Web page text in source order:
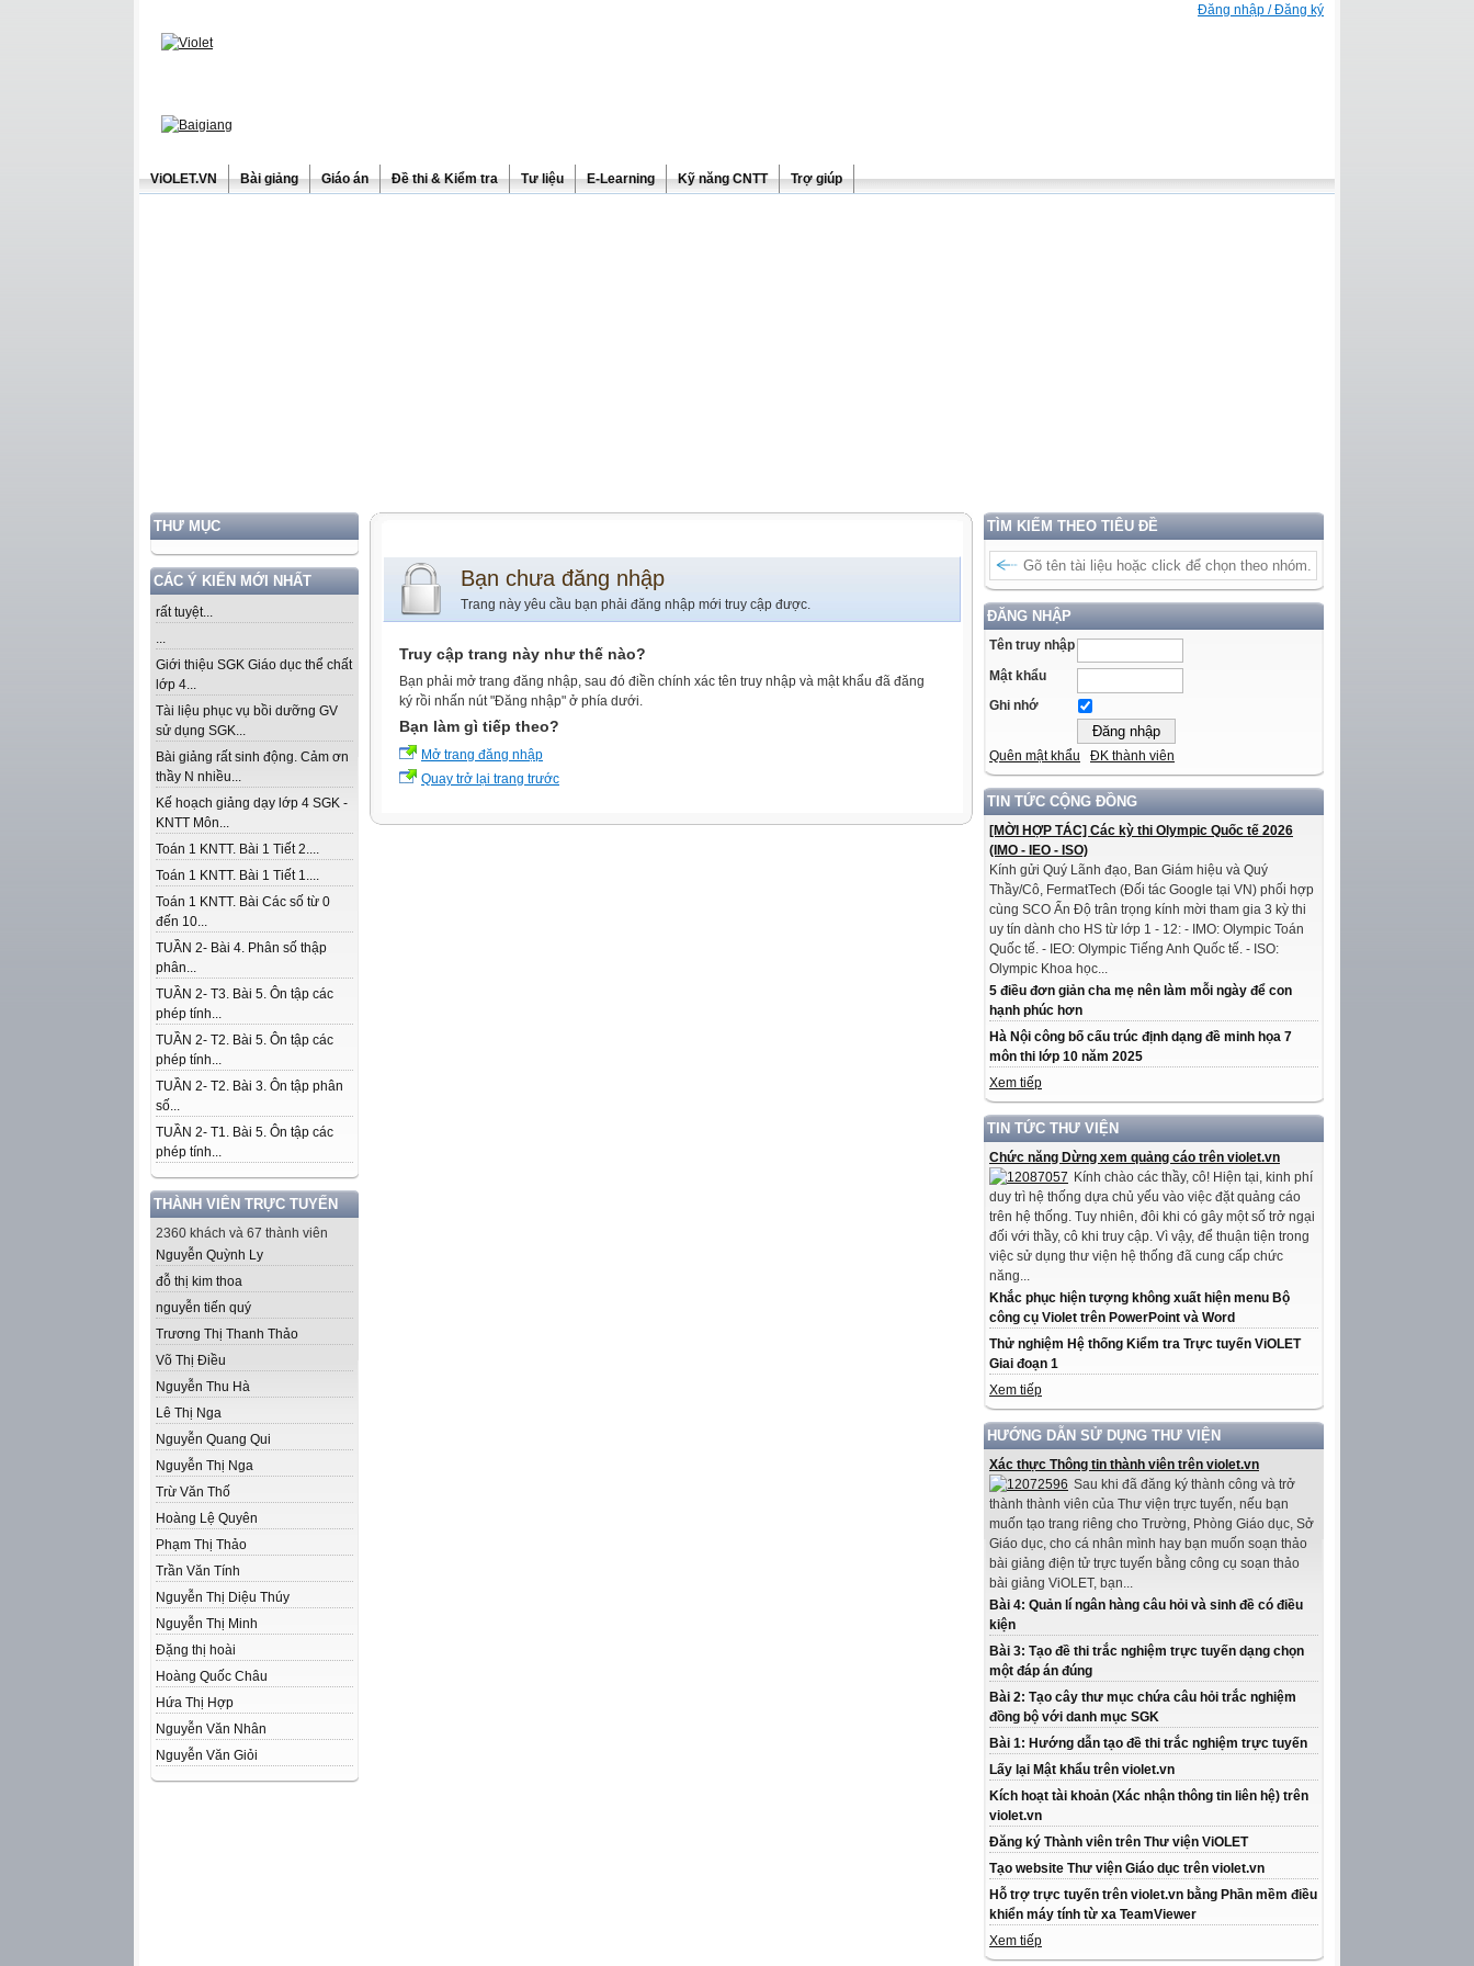
Đăng nhập / Đăng ký
ViOLET.VN Bài giảng Giáo án Đề thi & Kiểm tra Tư liệu E-Learning Kỹ năng CNTT Trợ giúp
THƯ MỤC
CÁC Ý KIẾN MỚI NHẤT
rất tuyệt...
...
Giới thiệu SGK Giáo dục thể chất
lớp 4...
Tài liệu phục vụ bồi dưỡng GV
sử dụng SGK...
Bài giảng rất sinh động. Cảm ơn
thầy N nhiều...
Kế hoạch giảng dạy lớp 4 SGK -
KNTT Môn...
Toán 1 KNTT. Bài 1 Tiết 2....
Toán 1 KNTT. Bài 1 Tiết 1....
Toán 1 KNTT. Bài Các số từ 0
đến 10...
TUẦN 2- Bài 4. Phân số thập
phân...
TUẦN 2- T3. Bài 5. Ôn tập các
phép tính...
TUẦN 2- T2. Bài 5. Ôn tập các
phép tính...
TUẦN 2- T2. Bài 3. Ôn tập phân
số...
TUẦN 2- T1. Bài 5. Ôn tập các
phép tính...
THÀNH VIÊN TRỰC TUYẾN
2360 khách và 67 thành viên
Nguyễn Quỳnh Ly
đỗ thị kim thoa
nguyễn tiến quý
Trương Thị Thanh Thảo
Võ Thị Điều
Nguyễn Thu Hà
Lê Thị Nga
Nguyễn Quang Qui
Nguyễn Thị Nga
Trừ Văn Thố
Hoàng Lệ Quyên
Phạm Thị Thảo
Trần Văn Tính
Nguyễn Thị Diệu Thúy
Nguyễn Thị Minh
Đặng thị hoài
Hoàng Quốc Châu
Hứa Thị Hợp
Nguyễn Văn Nhân
Nguyễn Văn Giỏi
TÌM KIẾM THEO TIÊU ĐỀ
ĐĂNG NHẬP
Tên truy nhập
Mật khẩu
Ghi nhớ
Quên mật khẩu ĐK thành viên
TIN TỨC CỘNG ĐỒNG
[MỜI HỢP TÁC] Các kỳ thi Olympic Quốc tế 2026
(IMO - IEO - ISO)
Kính gửi Quý Lãnh đạo, Ban Giám hiệu và Quý
Thầy/Cô, FermatTech (Đối tác Google tại VN) phối hợp
cùng SCO Ấn Độ trân trọng kính mời tham gia 3 kỳ thi
uy tín dành cho HS từ lớp 1 - 12: - IMO: Olympic Toán
Quốc tế. - IEO: Olympic Tiếng Anh Quốc tế. - ISO:
Olympic Khoa học...
5 điều đơn giản cha mẹ nên làm mỗi ngày để con
hạnh phúc hơn
Hà Nội công bố cấu trúc định dạng đề minh họa 7
môn thi lớp 10 năm 2025
Xem tiếp
TIN TỨC THƯ VIỆN
Chức năng Dừng xem quảng cáo trên violet.vn
Kính chào các thầy, cô! Hiện tại, kinh phí
duy trì hệ thống dựa chủ yếu vào việc đặt quảng cáo
trên hệ thống. Tuy nhiên, đôi khi có gây một số trở ngại
đối với thầy, cô khi truy cập. Vì vậy, để thuận tiện trong
việc sử dụng thư viện hệ thống đã cung cấp chức
năng...
Khắc phục hiện tượng không xuất hiện menu Bộ
công cụ Violet trên PowerPoint và Word
Thử nghiệm Hệ thống Kiểm tra Trực tuyến ViOLET
Giai đoạn 1
Xem tiếp
HƯỚNG DẪN SỬ DỤNG THƯ VIỆN
Xác thực Thông tin thành viên trên violet.vn
Sau khi đã đăng ký thành công và trở
thành thành viên của Thư viện trực tuyến, nếu bạn
muốn tạo trang riêng cho Trường, Phòng Giáo dục, Sở
Giáo dục, cho cá nhân mình hay bạn muốn soạn thảo
bài giảng điện tử trực tuyến bằng công cụ soạn thảo
bài giảng ViOLET, bạn...
Bài 4: Quản lí ngân hàng câu hỏi và sinh đề có điều
kiện
Bài 3: Tạo đề thi trắc nghiệm trực tuyến dạng chọn
một đáp án đúng
Bài 2: Tạo cây thư mục chứa câu hỏi trắc nghiệm
đồng bộ với danh mục SGK
Bài 1: Hướng dẫn tạo đề thi trắc nghiệm trực tuyến
Lấy lại Mật khẩu trên violet.vn
Kích hoạt tài khoản (Xác nhận thông tin liên hệ) trên
violet.vn
Đăng ký Thành viên trên Thư viện ViOLET
Tạo website Thư viện Giáo dục trên violet.vn
Hỗ trợ trực tuyến trên violet.vn bằng Phần mềm điều
khiển máy tính từ xa TeamViewer
Xem tiếp
Bạn chưa đăng nhập
Trang này yêu cầu bạn phải đăng nhập mới truy cập được.
Truy cập trang này như thế nào?
Bạn phải mở trang đăng nhập, sau đó điền chính xác tên truy nhập và mật khẩu đã đăng
ký rồi nhấn nút "Đăng nhập" ở phía dưới.
Bạn làm gì tiếp theo?
Mở trang đăng nhập
Quay trở lại trang trước